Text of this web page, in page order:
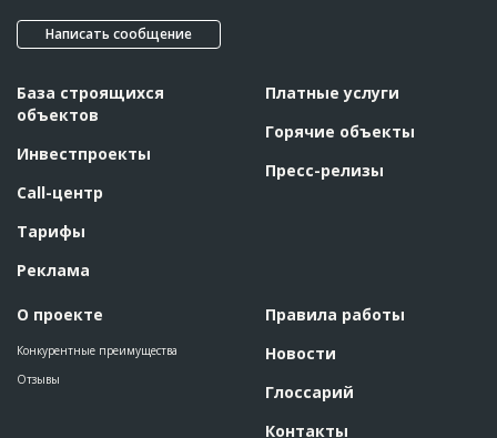
Написать сообщение
База строящихся
объектов
Инвестпроекты
Call-центр
Тарифы
Реклама
О проекте
Конкурентные преимущества
Отзывы
Платные услуги
Горячие объекты
Пресс-релизы
Правила работы
Новости
Глоссарий
Контакты